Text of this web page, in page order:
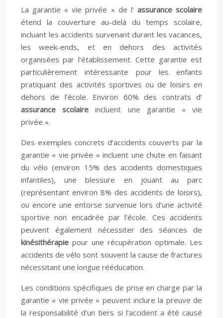
La garantie « vie privée » de l’ assurance scolaire
étend la couverture au-delà du temps scolaire,
incluant les accidents survenant durant les vacances,
les week-ends, et en dehors des activités
organisées par l’établissement. Cette garantie est
particulièrement intéressante pour les enfants
pratiquant des activités sportives ou de loisirs en
dehors de l’école. Environ 60% des contrats d’
assurance scolaireincluent une garantie « vie
privée ».
Des exemples concrets d’accidents couverts par la
garantie « vie privée » incluent une chute en faisant
du vélo (environ 15% des accidents domestiques
infantiles), une blessure en jouant au parc
(représentant environ 8% des accidents de loisirs),
ou encore une entorse survenue lors d’une activité
sportive non encadrée par l’école. Ces accidents
peuvent également nécessiter des séances de
kinésithérapie pour une récupération optimale. Les
accidents de vélo sont souvent la cause de fractures
nécessitant une longue rééducation.
Les conditions spécifiques de prise en charge par la
garantie « vie privée » peuvent inclure la preuve de
la responsabilité d’un tiers si l’accident a été causé